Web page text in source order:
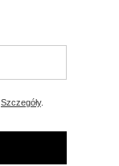
Szczegóły.